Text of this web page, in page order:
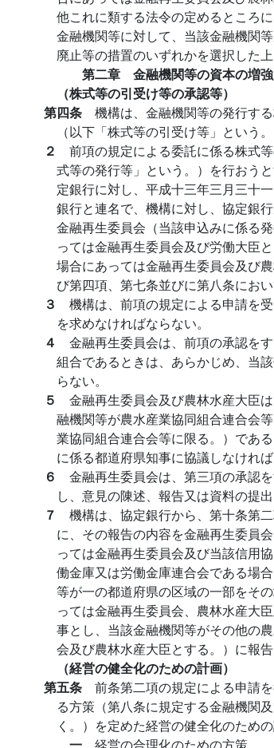
他これに類する法令の定めるところ
金融機関等に対して、当該金融機関
廃止等の措置のいずれかを選択した
第二章 金融機関等の資本の増
（株式等の引受け等の承認等）
第四条 機構は、金融機関等の発行す
（以下「株式等の引受け等」という
２ 前項の規定による委託に係る株式
式等の発行等」という。）を行おう
定銀行に対し、平成十三年三月三十
銀行と連名で、機構に対し、協定銀
金融再生委員会（当該申込みに係る
っては金融再生委員会及び労働大臣
場合にあっては金融再生委員会及び
び第四項、第七条並びに第八条にお
３ 機構は、前項の規定による申請を
を求めなければならない。
４ 金融再生委員会は、前項の承認を
組合であるときは、あらかじめ、当
らない。
５ 金融再生委員会及び農林水産大臣
融機関等が農水産業協同組合連合会
業協同組合連合会等に限る。）であ
に係る都道府県知事に協議しなければ
６ 金融再生委員会は、第三項の承認
し、意見の陳述、報告又は資料の提
７ 機構は、協定銀行から、第十条第
に、その報告の内容を金融再生委員
っては金融再生委員会及び当該信用
働金庫又は労働金庫連合会である場
等が一の都道府県の区域の一部をそ
っては金融再生委員会、農林水産大
事とし、当該金融機関等がその他の
会及び農林水産大臣とする。）に報告
（経営の健全化のための計画）
第五条 前条第二項の規定による申請
る方策（第八条に規定する金融機関
く。）を定めた経営の健全化のため